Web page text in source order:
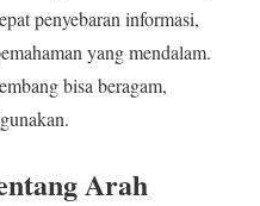
penyebaran informasi,
yang mendalam.
bisa beragam,
Arah